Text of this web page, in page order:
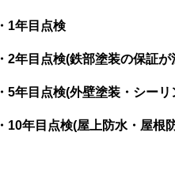
・1年目点検
・2年目点検(鉄部塗装の保証
・5年目点検(外壁塗装・シー
・10年目点検(屋上防水・屋根